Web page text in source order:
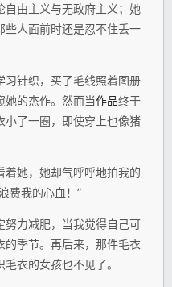
自由主义与无政府主义；她
些人面前时还是忍不住丢一
习针织，买了毛线照着图册
她的杰作。然而当作品终于
小了一圈，即使穿上也像猪
她，她却气呼呼地拍我的
费我的心血！”
努力减肥，当我觉得自己可
的季节。再后来，那件毛衣
衣的女孩也不见了。